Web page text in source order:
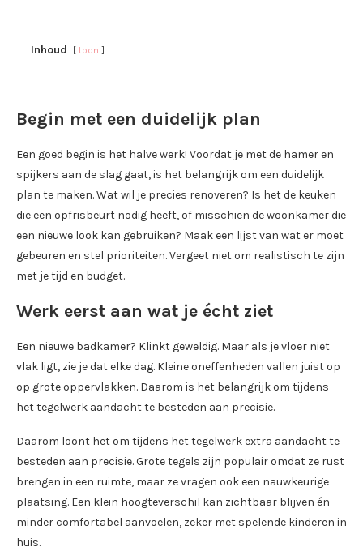
Inhoud toon
Begin met een duidelijk plan
Een goed begin is het halve werk! Voordat je met de hamer en
spijkers aan de slag gaat, is het belangrijk om een duidelijk
plan te maken. Wat wil je precies renoveren? Is het de keuken
die een opfrisbeurt nodig heeft, of misschien de woonkamer die
een nieuwe look kan gebruiken? Maak een lijst van wat er moet
gebeuren en stel prioriteiten. Vergeet niet om realistisch te zijn
met je tijd en budget.
Werk eerst aan wat je écht ziet
Een nieuwe badkamer? Klinkt geweldig. Maar als je vloer niet
vlak ligt, zie je dat elke dag. Kleine oneffenheden vallen juist op
op grote oppervlakken. Daarom is het belangrijk om tijdens
het tegelwerk aandacht te besteden aan precisie.
Daarom loont het om tijdens het tegelwerk extra aandacht te
besteden aan precisie. Grote tegels zijn populair omdat ze rust
brengen in een ruimte, maar ze vragen ook een nauwkeurige
plaatsing. Een klein hoogteverschil kan zichtbaar blijven én
minder comfortabel aanvoelen, zeker met spelende kinderen in
huis.